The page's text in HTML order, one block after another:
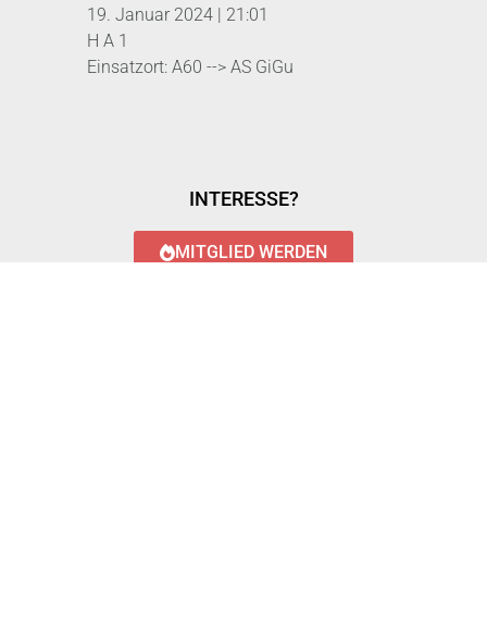
19. Januar 2024 | 21:01
H A 1
Einsatzort: A60 --> AS GiGu
INTERESSE?
MITGLIED WERDEN